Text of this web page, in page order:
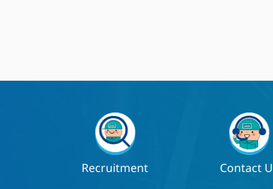
Recruitment Contact